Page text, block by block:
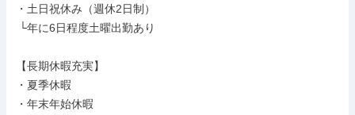
・土日祝休み（週休2日制）
【長期休暇充実】
・夏季休暇
・年末年始休暇